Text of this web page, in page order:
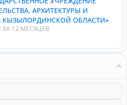
АРХИТЕКТУРЫ И
КЫЗЫЛОРДИНСКОЙ ОБЛАСТИ»
12 МЕСЯЦЕВ